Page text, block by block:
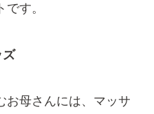
す。
ズ
お母さんには、マッサ